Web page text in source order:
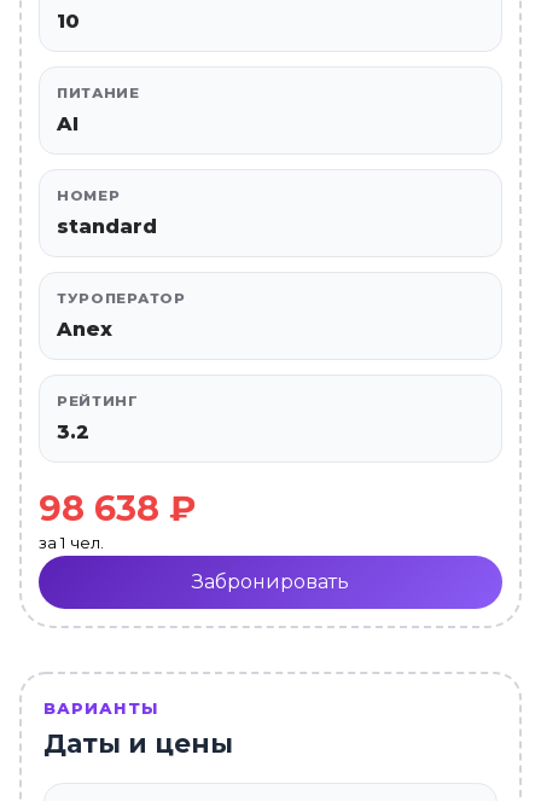
10
ПИТАНИЕ
AI
НОМЕР
standard
ТУРОПЕРАТОР
Anex
РЕЙТИНГ
3.2
98 638 ₽
за 1 чел.
Забронировать
ВАРИАНТЫ
Даты и цены